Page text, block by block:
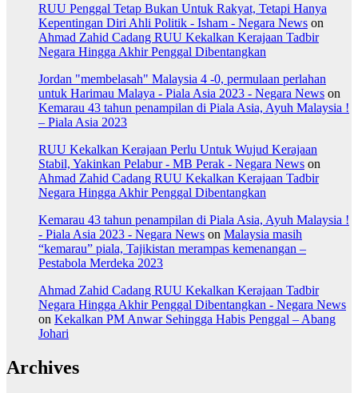
RUU Penggal Tetap Bukan Untuk Rakyat, Tetapi Hanya
Kepentingan Diri Ahli Politik - Isham - Negara News on
Ahmad Zahid Cadang RUU Kekalkan Kerajaan Tadbir
Negara Hingga Akhir Penggal Dibentangkan
Jordan "membelasah" Malaysia 4 -0, permulaan perlahan
untuk Harimau Malaya - Piala Asia 2023 - Negara News on
Kemarau 43 tahun penampilan di Piala Asia, Ayuh Malaysia !
– Piala Asia 2023
RUU Kekalkan Kerajaan Perlu Untuk Wujud Kerajaan
Stabil, Yakinkan Pelabur - MB Perak - Negara News on
Ahmad Zahid Cadang RUU Kekalkan Kerajaan Tadbir
Negara Hingga Akhir Penggal Dibentangkan
Kemarau 43 tahun penampilan di Piala Asia, Ayuh Malaysia !
- Piala Asia 2023 - Negara News on Malaysia masih
“kemarau” piala, Tajikistan merampas kemenangan –
Pestabola Merdeka 2023
Ahmad Zahid Cadang RUU Kekalkan Kerajaan Tadbir
Negara Hingga Akhir Penggal Dibentangkan - Negara News
on Kekalkan PM Anwar Sehingga Habis Penggal – Abang
Johari
Archives